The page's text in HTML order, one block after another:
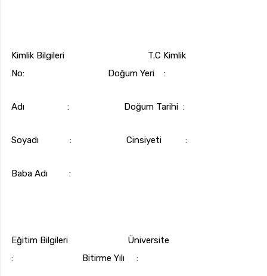
Kimlik Bilgileri T.C Kimlik
No: Doğum Yeri :
Adı : Doğum Tarihi :
Soyadı : Cinsiyeti :
Baba Adı :
Eğitim Bilgileri Üniversite
: Bitirme Yılı :